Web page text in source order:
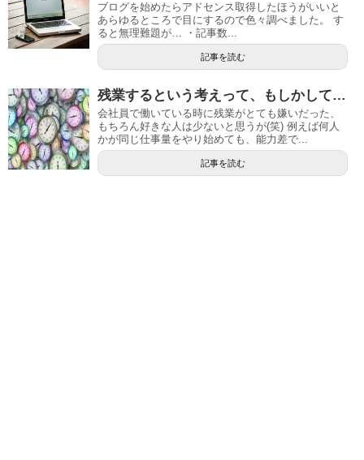
ブログを始めたらアドセンス取得したほうがいいと
あらゆるところで目にするので色々調べました。 す
ると無理難題が… ・記事数...
記事を読む
残業するという考えって、もしかして…
会社員で働いている時に残業がとても嫌いだった、
もちろん好きな人は少ないと思うが(笑) 例えば何人
かが同じ仕事量をやり始めても、能力差で...
記事を読む